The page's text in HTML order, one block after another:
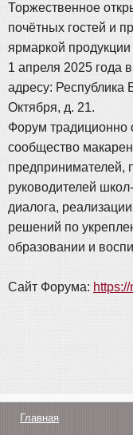
Торжественное
почётных гостей и
ярмаркой продукции
1 апреля 2025 года
адресу: Республика
Октября, д. 21.
Форум традиционно
сообщество
предпринимателей,
руководителей
диалога,
решений по
образовании и
Сайт Форума:
Главная